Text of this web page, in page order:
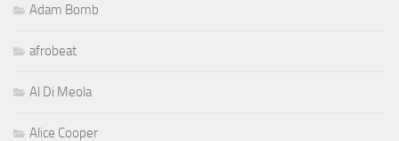
Adam Bomb
afrobeat
Al Di Meola
Alice Cooper